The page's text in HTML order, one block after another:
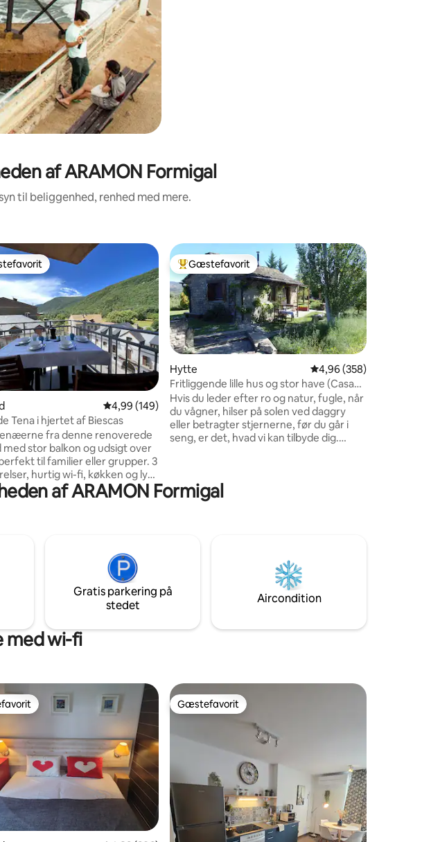
af ARAMON Formigal
til beliggenhed, renhed med mere.
bedømmelse, 214 omtaler
gæstefavorit
4,99 ud af 5 i gennemsnitlig bedømmelse, 149 omtaler
4,99 (149)
Tena i hjertet af Biescas
fra denne renoverede
med stor balkon og udsigt over
til familier eller grupper. 3
hurtig wi-fi, køkken og lys
Formigal og Panticosa
– fantastisk til familier eller
Altan med smuk udsigt over
🐾 Kæledyrsvenlig 🔥
og hyggelig lejlighed
Bedste gæstefavorit
Gæstefavorit
Hytte 4,96 ud af 5 i
4,96 (358)
Fritliggende lille hus og stor have (Casa
Gautama)
Hvis du leder efter ro og natur, fugle, når
du vågner, hilser på solen ved daggry
eller betragter stjernerne, før du går i
seng, er det, hvad vi kan tilbyde dig.
... Vi er lige ved indgangen til
Pyrenæerne: 1 time fra Ordesa eller S.
af ARAMON Formigal
Gratis parkering på
stedet
Aircondition
med wi-fi
Gæstefavorit
Gæstefavorit